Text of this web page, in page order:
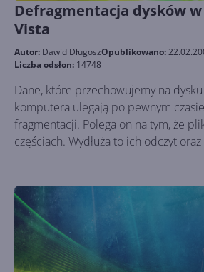
Defragmentacja dysków
Vista
Autor: Dawid DługoszOpublikowano:
Liczba odsłon: 14748
Dane, które przechowujemy na
komputera ulegają po pewnym
fragmentacji. Polega on na tym, że
częściach. Wydłuża to ich odczyt